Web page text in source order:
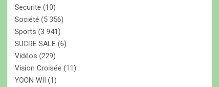
Securite (10)
Société (5 356)
Sports (3 941)
SUCRE SALE (6)
Vidéos (229)
Vision Croisée (11)
YOON WII (1)